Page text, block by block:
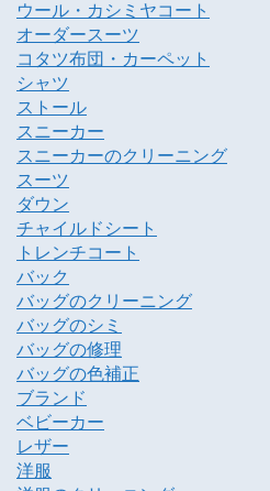
ウール・カシミヤコート
オーダースーツ
コタツ布団・カーペット
シャツ
ストール
スニーカー
スニーカーのクリーニング
スーツ
ダウン
チャイルドシート
トレンチコート
バック
バッグのクリーニング
バッグのシミ
バッグの修理
バッグの色補正
ブランド
ベビーカー
レザー
洋服